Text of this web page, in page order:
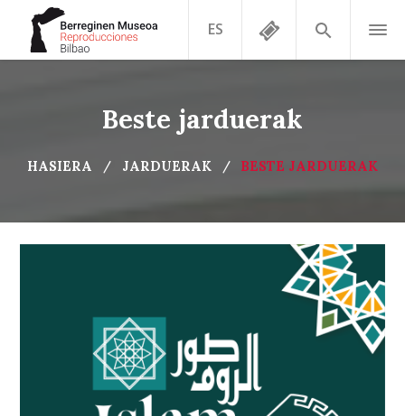
ES
Beste jarduerak
HASIERA JARDUERAK BESTE JARDUERAK